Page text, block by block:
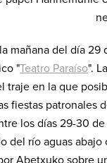
mañana del día
"Teatro Paraíso".
traje en la que
fiestas
los días 29-30
del río aguas
Abetxuko sobre